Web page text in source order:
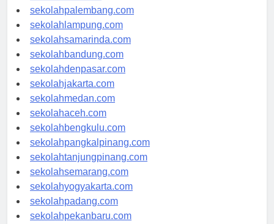
sekolahriau.com
sekolahpalembang.com
sekolahlampung.com
sekolahsamarinda.com
sekolahbandung.com
sekolahdenpasar.com
sekolahjakarta.com
sekolahmedan.com
sekolahaceh.com
sekolahbengkulu.com
sekolahpangkalpinang.com
sekolahtanjungpinang.com
sekolahsemarang.com
sekolahyogyakarta.com
sekolahpadang.com